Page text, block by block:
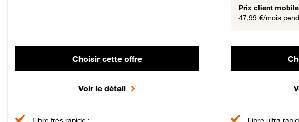
Choisir cette offre
Voir le détail
Fibre très rapide :
Prix client mobile
47,99 €/mois
Fibre ultra